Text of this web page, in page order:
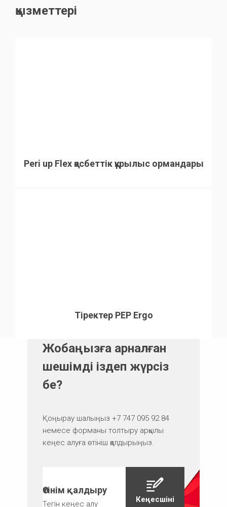
қызметтері
Peri up Flex қасбеттік құрылыс ормандары
Тіректер PEP Ergo
Жобаңызға арналған
шешімді іздеп жүрсіз
бе?
Қоңырау шалыңыз +7 747 095 92 84
немесе форманы толтыру арқылы
кеңес алуға өтініш қалдырыңыз.
Өтінім қалдыру
Тегін кеңес алу Кеңесшіні